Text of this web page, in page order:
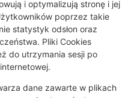
i optymalizują stronę i jej
poprzez takie
statystyk odsłon oraz
Pliki Cookies
do utrzymania sesji po
dane zawarte w plikach